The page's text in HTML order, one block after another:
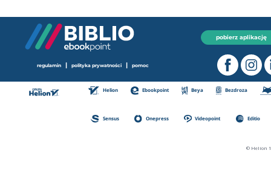
pobierz aplikację
regulamin | polityka prywatności | pomoc
Helion Ebookpoint Beya Bezdroza
Sensus Onepress Videopoint Editio
© Helion